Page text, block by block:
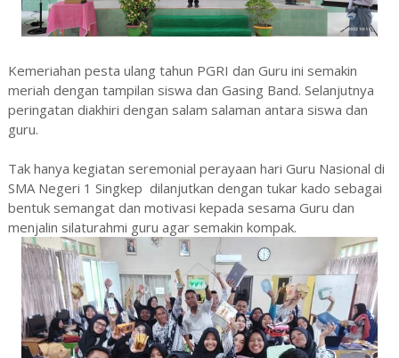
Kemeriahan pesta ulang tahun PGRI dan Guru ini semakin
meriah dengan tampilan siswa dan Gasing Band. Selanjutnya
peringatan diakhiri dengan salam salaman antara siswa dan
guru.
Tak hanya kegiatan seremonial perayaan hari Guru Nasional di
SMA Negeri 1 Singkep dilanjutkan dengan tukar kado sebagai
bentuk semangat dan motivasi kepada sesama Guru dan
menjalin silaturahmi guru agar semakin kompak.